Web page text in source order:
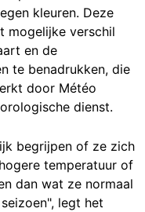
kleuren. Deze
mogelijke verschil
en de
te benadrukken, die
door Météo
dienst.
begrijpen of ze zich
temperatuur of
dan wat ze normaal
legt het